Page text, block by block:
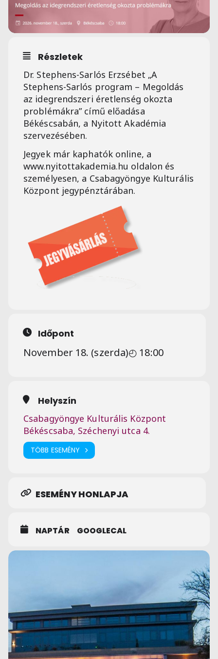
Részletek
Dr. Stephens-Sarlós Erzsébet „A
Stephens-Sarlós program – Megoldás
az idegrendszeri éretlenség okozta
problémákra” című előadása
Békéscsabán, a Nyitott Akadémia
szervezésében.
Jegyek már kaphatók online, a
www.nyitottakademia.hu oldalon és
személyesen, a Csabagyöngye Kulturális
Központ jegypénztárában.
Időpont
November 18. (szerda)◴ 18:00
Helyszín
Csabagyöngye Kulturális Központ
Békéscsaba, Széchenyi utca 4.
TÖBB ESEMÉNY
ESEMÉNY HONLAPJA
NAPTÁR GOOGLECAL